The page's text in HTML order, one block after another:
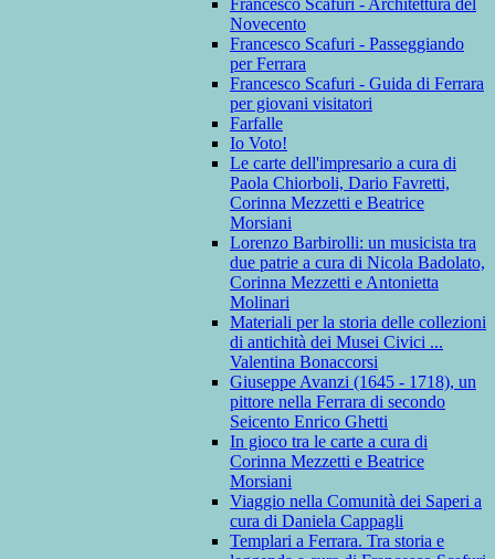
Francesco Scafuri - Architettura del
Novecento
Francesco Scafuri - Passeggiando
per Ferrara
Francesco Scafuri - Guida di Ferrara
per giovani visitatori
Farfalle
Io Voto!
Le carte dell'impresario a cura di
Paola Chiorboli, Dario Favretti,
Corinna Mezzetti e Beatrice
Morsiani
Lorenzo Barbirolli: un musicista tra
due patrie a cura di Nicola Badolato,
Corinna Mezzetti e Antonietta
Molinari
Materiali per la storia delle collezioni
di antichità dei Musei Civici ...
Valentina Bonaccorsi
Giuseppe Avanzi (1645 - 1718), un
pittore nella Ferrara di secondo
Seicento Enrico Ghetti
In gioco tra le carte a cura di
Corinna Mezzetti e Beatrice
Morsiani
Viaggio nella Comunità dei Saperi a
cura di Daniela Cappagli
Templari a Ferrara. Tra storia e